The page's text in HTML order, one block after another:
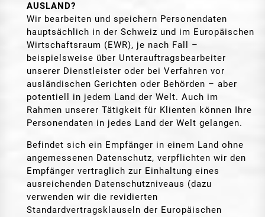
AUSLAND?
Wir bearbeiten und speichern Personendaten
hauptsächlich in der Schweiz und im Europäischen
Wirtschaftsraum (EWR), je nach Fall –
beispielsweise über Unterauftragsbearbeiter
unserer Dienstleister oder bei Verfahren vor
ausländischen Gerichten oder Behörden – aber
potentiell in jedem Land der Welt. Auch im
Rahmen unserer Tätigkeit für Klienten können Ihre
Personendaten in jedes Land der Welt gelangen.
Befindet sich ein Empfänger in einem Land ohne
angemessenen Datenschutz, verpflichten wir den
Empfänger vertraglich zur Einhaltung eines
ausreichenden Datenschutzniveaus (dazu
verwenden wir die revidierten
Standardvertragsklauseln der Europäischen